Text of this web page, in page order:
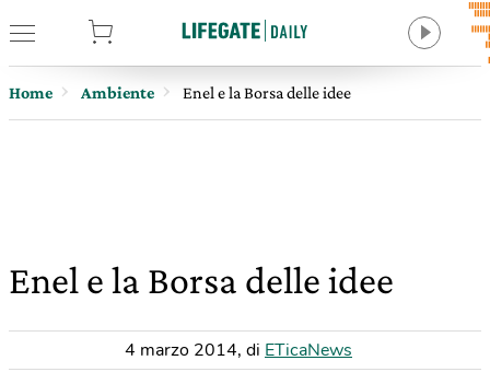
Home Ambiente Enel e la Borsa delle idee
Enel e la Borsa delle idee
4 marzo 2014, di ETicaNews